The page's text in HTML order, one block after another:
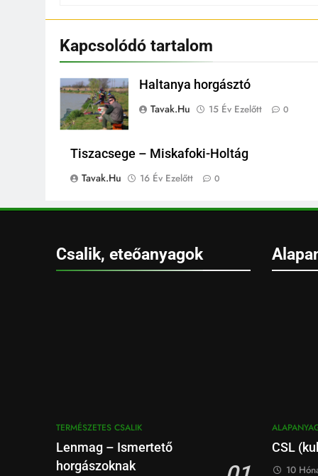
Kapcsolódó tartalom
Haltanya horgásztó
Tavak.hu
15 Év Ezelőtt 0
Tiszacsege – Miskafoki-Holtág
Tavak.hu
16 Év Ezelőtt 0
Csalik, eteőanyagok
TERMÉSZETES CSALIK
Lenmag – Ismertető
horgászoknak
CSL
10